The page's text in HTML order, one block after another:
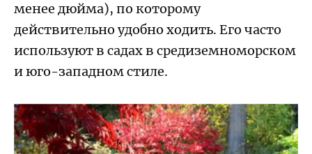
менее дюйма), по которому
действительно удобно ходить. Его часто
используют в садах в средиземноморском
и юго-западном стиле.